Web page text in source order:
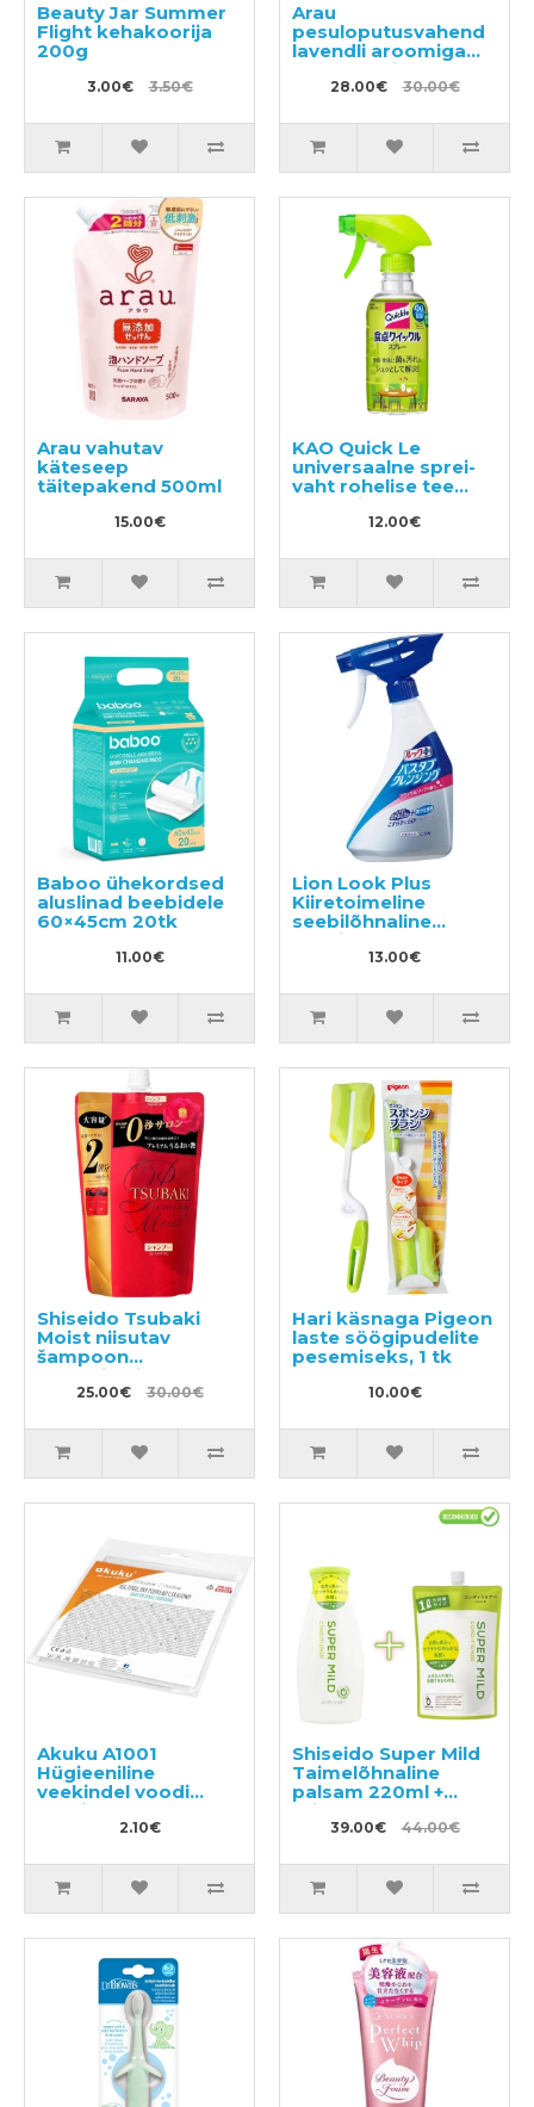
Beauty Jar Summer
Flight kehakoorija
200g
3.00€ 3.50€
Arau
pesuloputusvahend
lavendli aroomiga
720ml + täitepakend
650ml28.00€ 30.00€
Arau vahutav
käteseep
täitepakend 500ml
15.00€
KAO Quick Le
universaalne sprei-
vaht rohelise tee
aroomiga 300ml
12.00€
Baboo ühekordsed
aluslinad beebidele
60×45cm 20tk
11.00€
Lion Look Plus
Kiiretoimeline
seebilõhnaline
13.00€
Shiseido Tsubaki
Moist niisutav
šampoon
kamelliaõliga
täitepudel 660ml
25.00€ 30.00€
Hari käsnaga Pigeon
laste söögipudelite
pesemiseks, 1 tk
10.00€
Akuku A1001
Hügieeniline
veekindel voodi
aluslina 50x120cm
2.10€
Shiseido Super Mild
Taimelõhnaline
palsam 220ml +
täide 1000ml
39.00€ 44.00€